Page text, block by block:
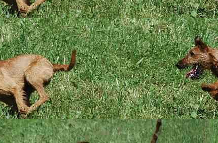
überall angefasst und untersucht zu werden, ist für sie
ihr neues Leben starten können
.
Die Spiele werden nun immer wilder. Gegenseitiges
zu bunt wird, greifen Ronja und Mootje erzieherisch ein.
Bis allerdings auch der letzte Mini begriffen hatte, dass er
Erziehungseinheit durchaus auch mal durch den Garten
Gesicht springen dürfen. Auch da trägt unsere Erziehung
Alle sind rabaukig und wild und so verschmust, dass es
Für uns alle heißt es jetzt Abschied nehmen - wie immer
/ Paddy, Coverdale / Clint, Cobain / Flynn und Callas /
genauso bereichern wie das unsere ...
Bilder aus der neunten Woche